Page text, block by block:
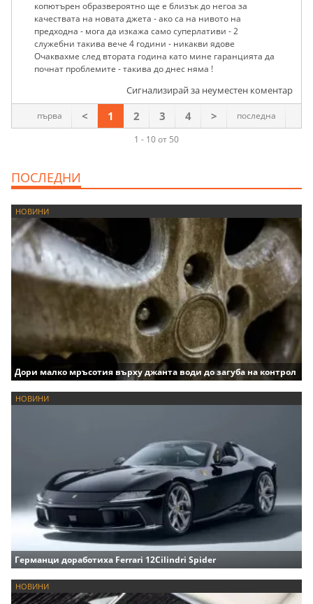
копютърен образвероятно ще е близък до негоа за
качествата на новата джета - ако са на нивото на
предходна - мога да изкажа само суперлативи - 2
служебни такива вече 4 години - никакви ядове
Очаквахме след втората година като мине гаранцията да
почнат проблемите - такива до днес няма !
Сигнализирай за неуместен коментар
1 - 10 от 50
първа < 1 2 3 4 > последна
ПОСЛЕДНИ
НОВИНИ
Дори малко мръсотия върху джанта води до загуба на контрол
НОВИНИ
Германци доработиха Ferrari 12Cilindri Spider
НОВИНИ